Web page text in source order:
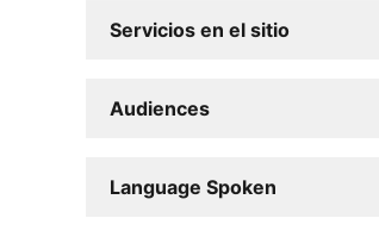
Servicios en el sitio
Audiences
Language Spoken